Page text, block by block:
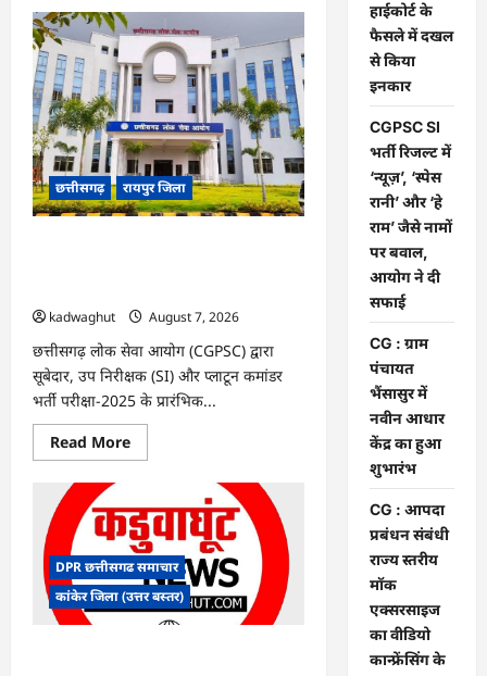
CG
News:
पाटन
सीट
पर
फंसे
भूपेश
बघेल!
सुप्रीम
कोर्ट
ने
हाईकोर्ट
के
फैसले
छत्तीसगढ़ रायपुर जिला
kadwaghut
August 7, 2026
छत्तीसगढ़ लोक सेवा आयोग (CGPSC) द्वारा
सूबेदार, उप निरीक्षक (SI) और प्लाटून कमांडर
भर्ती परीक्षा-2025 के प्रारंभिक...
Read MoreRead
more
SI
भर्ती
रिजल्ट
में
‘न्यूज़’,
‘स्पेस
रानी’
और
DPR छत्तीसगढ समाचार
कांकेर जिला (उत्तर बस्तर)
हाईकोर्ट के
फैसले में दखल
से किया
इनकार
CGPSC SI
भर्ती रिजल्ट में
‘न्यूज़’, ‘स्पेस
रानी’ और ‘हे
राम’ जैसे नामों
पर बवाल,
आयोग ने दी
सफाई
CG : ग्राम
पंचायत
भैंसासुर में
नवीन आधार
केंद्र का हुआ
शुभारंभ
CG : आपदा
प्रबंधन संबंधी
राज्य स्तरीय
मॉक
एक्सरसाइज
का वीडियो
कान्फ्रेंसिंग के